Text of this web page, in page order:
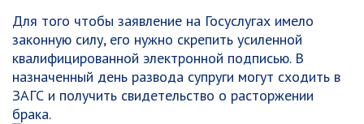
Для того чтобы заявление на Госуслугах имело
законную силу, его нужно скрепить усиленной
квалифицированной электронной подписью. В
назначенный день развода супруги могут сходить в
ЗАГС и получить свидетельство о расторжении
брака.